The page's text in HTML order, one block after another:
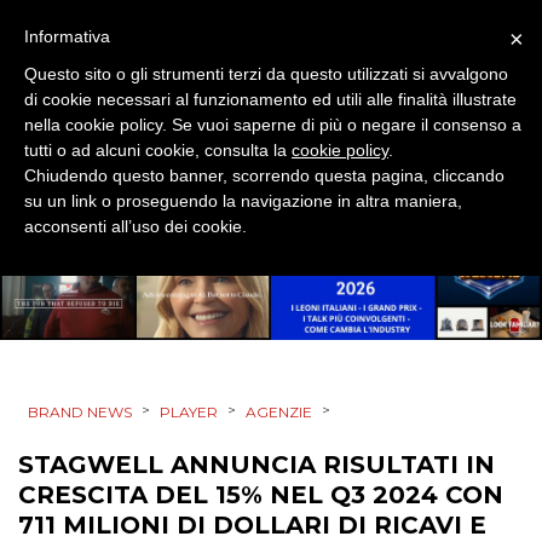
CINEMA
DIGITALE
EDITORIA
ESTERNA
RADIO / AUDIO
TV
BRAND NEWS > PLAYER > AGENZIE >
STAGWELL ANNUNCIA RISULTATI IN
CRESCITA DEL 15% NEL Q3 2024 CON
711 MILIONI DI DOLLARI DI RICAVI E
×
Informativa
Questo sito o gli strumenti terzi da questo utilizzati si avvalgono
di cookie necessari al funzionamento ed utili alle finalità illustrate
nella cookie policy. Se vuoi saperne di più o negare il consenso a
tutti o ad alcuni cookie, consulta la cookie policy.
Chiudendo questo banner, scorrendo questa pagina, cliccando
su un link o proseguendo la navigazione in altra maniera,
acconsenti all’uso dei cookie.